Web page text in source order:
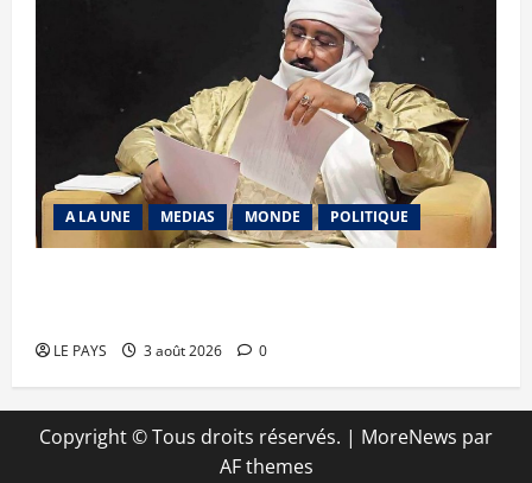
A LA UNE MEDIAS MONDE POLITIQUE
LE PAYS 3 août 2026 0
Copyright © Tous droits réservés. | MoreNews par
AF themes